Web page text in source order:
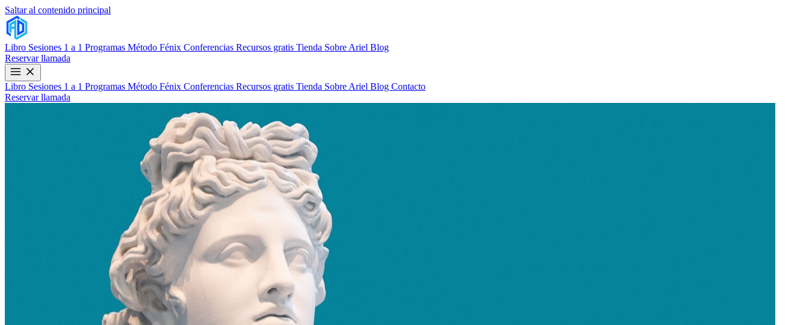
Saltar al contenido principal
Libro Sesiones 1 a 1 Programas Método Fénix Conferencias Recursos gratis Tienda Sobre Ariel Blog
Reservar llamada
Libro Sesiones 1 a 1 Programas Método Fénix Conferencias Recursos gratis Tienda Sobre Ariel Blog Contacto
Reservar llamada